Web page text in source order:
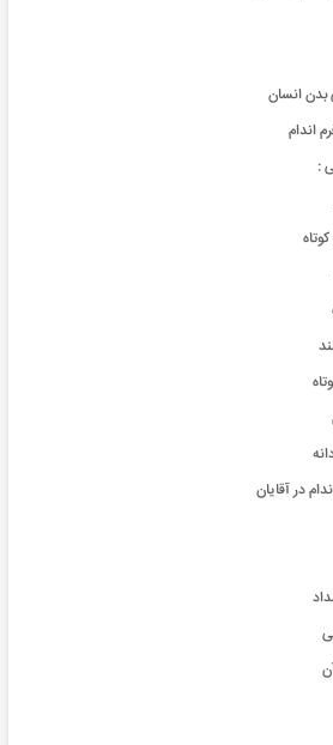
انسان
اندام
:
در آقایان